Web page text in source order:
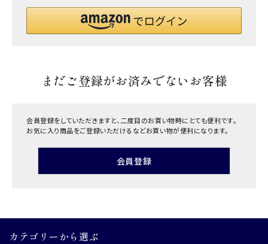
まだご登録がお済みでないお客様
会員登録をしていただきますと、二度目のお買い物時にとても便利です。
お気に入り商品をご登録いただけるなどお買い物が便利になります。
会員登録
カテゴリーから選ぶ